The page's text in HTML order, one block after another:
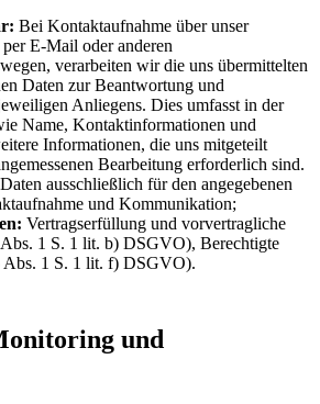
Bei Kontaktaufnahme über unser
E-Mail oder anderen
verarbeiten wir die uns übermittelten
Daten zur Beantwortung und
Anliegens. Dies umfasst in der
Name, Kontaktinformationen und
Informationen, die uns mitgeteilt
Bearbeitung erforderlich sind.
ausschließlich für den angegebenen
und Kommunikation;
Vertragserfüllung und vorvertragliche
1 S. 1 lit. b) DSGVO), Berechtigte
Abs. 1 S. 1 lit. f) DSGVO).
und